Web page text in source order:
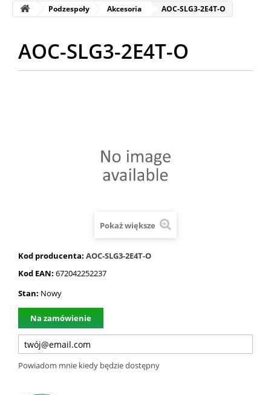
Podzespoły Akcesoria AOC-SLG3-2E4T-O
AOC-SLG3-2E4T-O
Pokaż większe
Kod producenta: AOC-SLG3-2E4T-O
Kod EAN: 672042252237
Stan: Nowy
Na zamówienie
Powiadom mnie kiedy będzie dostępny